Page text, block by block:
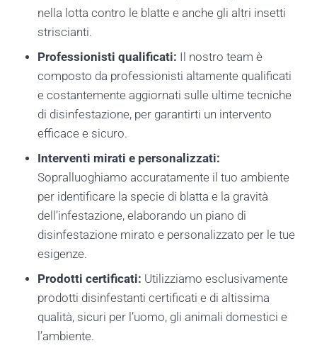
nella lotta contro le blatte e anche gli altri insetti
striscianti.
Professionisti qualificati: Il nostro team è
composto da professionisti altamente qualificati
e costantemente aggiornati sulle ultime tecniche
di disinfestazione, per garantirti un intervento
efficace e sicuro.
Interventi mirati e personalizzati:
Sopralluoghiamo accuratamente il tuo ambiente
per identificare la specie di blatta e la gravità
dell’infestazione, elaborando un piano di
disinfestazione mirato e personalizzato per le tue
esigenze.
Prodotti certificati: Utilizziamo esclusivamente
prodotti disinfestanti certificati e di altissima
qualità, sicuri per l’uomo, gli animali domestici e
l’ambiente.